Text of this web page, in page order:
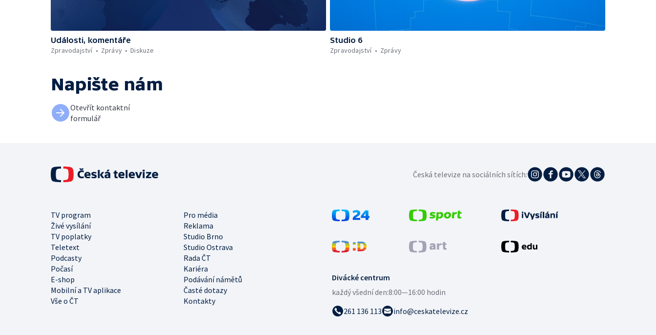
Události, komentáře
Zpravodajství
Zprávy Diskuze
Studio 6
Zpravodajství
Zprávy
Napište nám
Otevřít kontaktní
formulář
Divácké centrum
každý všední den:8:00—16:00 hodin
261 136 113
info@ceskatelevize.cz
TV program
Pro média
Živé vysílání
Reklama
TV poplatky
Studio Brno
Teletext
Studio Ostrava
Podcasty
Rada ČT
Počasí
Kariéra
E-shop
Podávání námětů
Mobilní a TV aplikace
Časté dotazy
Vše o ČT
Kontakty
Česká televize na sociálních sítích: